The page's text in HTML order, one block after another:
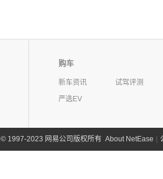
购车
新车资讯
试驾评测
严选EV
©1997-2023 网易公司版权所有 About NetEase